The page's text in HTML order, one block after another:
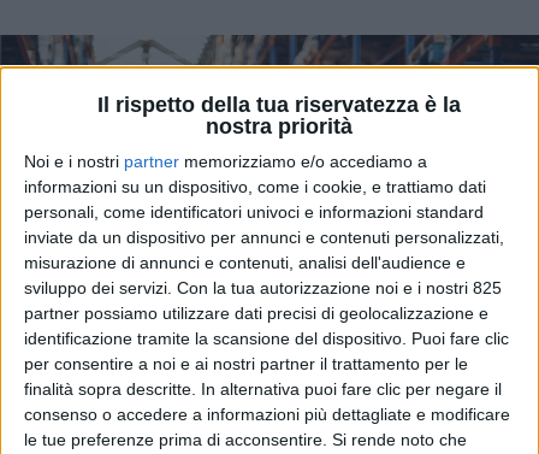
Il rispetto della tua riservatezza è la
nostra priorità
Noi e i nostri partner memorizziamo e/o accediamo a
informazioni su un dispositivo, come i cookie, e trattiamo dati
personali, come identificatori univoci e informazioni standard
inviate da un dispositivo per annunci e contenuti personalizzati,
misurazione di annunci e contenuti, analisi dell'audience e
sviluppo dei servizi. Con la tua autorizzazione noi e i nostri 825
partner possiamo utilizzare dati precisi di geolocalizzazione e
identificazione tramite la scansione del dispositivo. Puoi fare clic
per consentire a noi e ai nostri partner il trattamento per le
finalità sopra descritte. In alternativa puoi fare clic per negare il
consenso o accedere a informazioni più dettagliate e modificare
le tue preferenze prima di acconsentire. Si rende noto che